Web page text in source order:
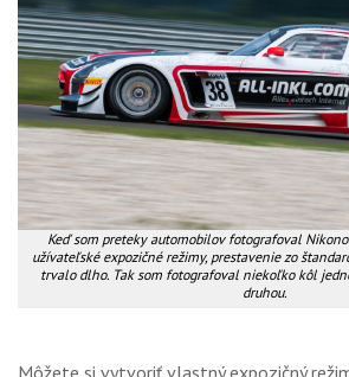
Keď som preteky automobilov fotografoval
užívateľské expozičné režimy, prestavenie zo
trvalo dlho. Tak som fotografoval niekoľko kôl
druhou.